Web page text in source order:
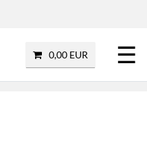
0,00 EUR ☰